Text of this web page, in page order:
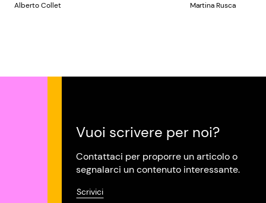
Alberto Collet Martina Rusca
Vuoi scrivere per noi?
Contattaci per proporre un articolo o
segnalarci un contenuto interessante.
Scrivici